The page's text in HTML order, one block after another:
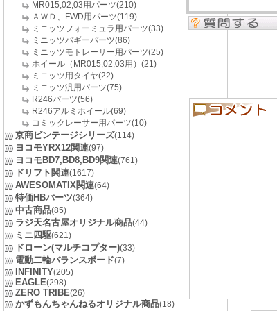
MR015,02,03用パーツ(210)
ＡＷＤ、FWD用パーツ(119)
ミニッツフォーミュラ用パーツ(33)
ミニッツバギーパーツ(86)
ミニッツモトレーサー用パーツ(25)
ホイール（MR015,02,03用）(21)
ミニッツ用タイヤ(22)
ミニッツ汎用パーツ(75)
R246パーツ(56)
R246アルミホイール(69)
コミックレーサー用パーツ(10)
京商ビンテージシリーズ(114)
ヨコモYRX12関連(97)
ヨコモBD7,BD8,BD9関連(761)
ドリフト関連(1617)
AWESOMATIX関連(64)
特価HBパーツ(364)
中古商品(85)
ラジ天名古屋オリジナル商品(44)
ミニ四駆(621)
ドローン(マルチコプター)(33)
電動二輪バランスボード(7)
INFINITY(205)
EAGLE(298)
ZERO TRIBE(26)
かずもんちゃんねるオリジナル商品(18)